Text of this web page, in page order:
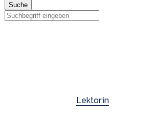
Suche
Lektor:in